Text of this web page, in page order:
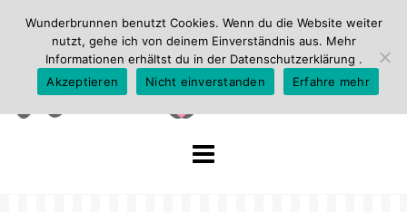
Wunderbrunnen benutzt Cookies. Wenn du die Website weiter
nutzt, gehe ich von deinem Einverständnis aus. Mehr
Informationen erhältst du in der Datenschutzerklärung .
Akzeptieren
Nicht einverstanden Erfahre mehr